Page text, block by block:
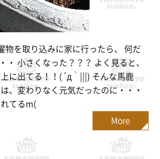
物を取り込みに家に行ったら、 何だ
・ 小さくなった？？？ よく見ると、
に出てる！！(´д｀|||) そんな馬鹿
、変わりなく元気だったのに・・・
てるm(
More